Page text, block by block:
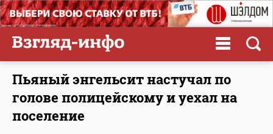
Пьяный энгельсит настучал по
голове полицейскому и уехал на
поселение